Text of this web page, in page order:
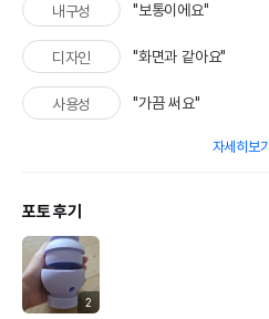
내구성 "보통이에요"
디자인 "화면과 같아요"
사용성 "가끔 써요"
자세히보기
포토 후기
2